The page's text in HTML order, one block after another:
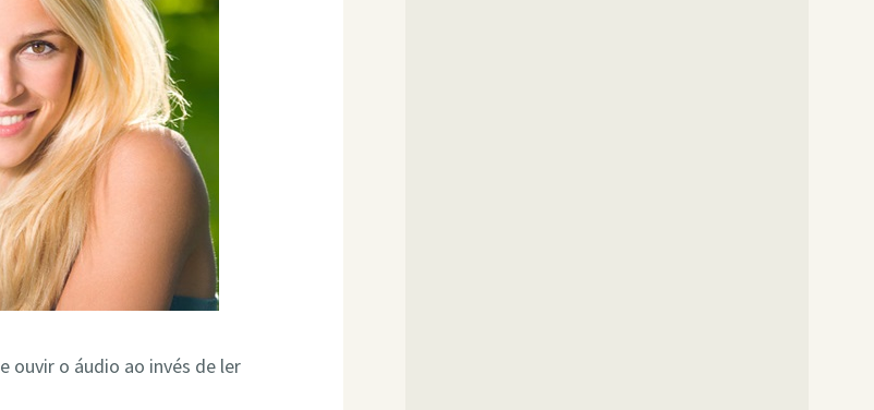
ouvir o áudio ao invés de ler